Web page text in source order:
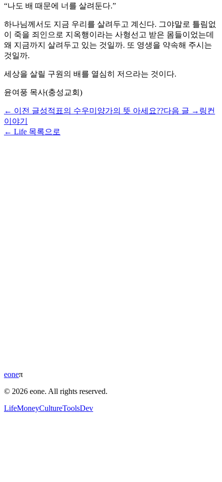
“나도 배 때문에 너를 살려둔다.”
하나님께서도 지금 우리를 살려두고 계신다. 그야말로 틀림없
이 죽을 죄인으로 지옥행이라는 사형선고 받은 몸들이었는데
왜 지금까지 살려두고 있는 것일까. 또 영생을 약속해 주시는
것일까.
세상을 살릴 구원의 배를 열심히 저으라는 것이다.
윤여풍 목사(충성교회)
← 이전 글성적표의 수우미양가의 뜻 아세요??다음 글 → 링컨
이야기
← Life 목록으로
eoneπ
© 2026 eone. All rights reserved.
LifeMoneyCultureToolsDev